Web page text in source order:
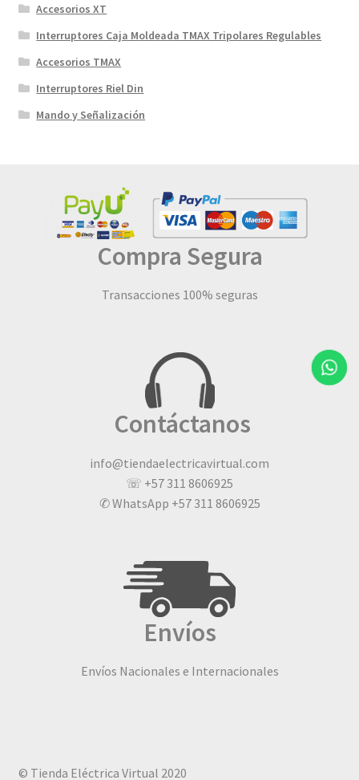
Accesorios XT
Interruptores Caja Moldeada TMAX Tripolares Regulables
Accesorios TMAX
Interruptores Riel Din
Mando y Señalización
Compra Segura
Transacciones 100% seguras
Contáctanos
info@tiendaelectricavirtual.com
☏ +57 311 8606925
✆ WhatsApp +57 311 8606925
Envíos
Envíos Nacionales e Internacionales
© Tienda Eléctrica Virtual 2020